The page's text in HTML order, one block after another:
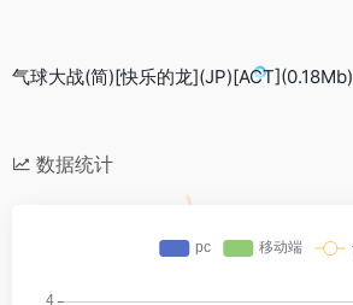
气球大战(简)[快乐的龙](JP)[ACT](0.18Mb)
数据统计